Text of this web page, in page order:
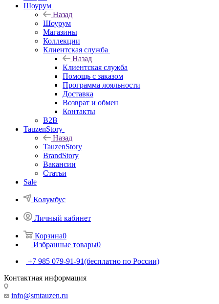
Шоурум
Назад
Шоурум
Магазины
Коллекции
Клиентская служба
Назад
Клиентская служба
Помощь с заказом
Программа лояльности
Доставка
Возврат и обмен
Контакты
B2B
TauzenStory
Назад
TauzenStory
BrandStory
Вакансии
Статьи
Sale
Колумбус
Личный кабинет
Корзина0
Избранные товары0
+7 985 079-91-91(бесплатно по России)
Контактная информация
info@smtauzen.ru